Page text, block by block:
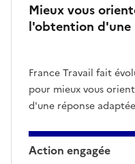
Mieux vous
l'obtention d'une
France Travail fait
pour mieux vous
d'une réponse
par le port d'un
personne la plus
Action engagée